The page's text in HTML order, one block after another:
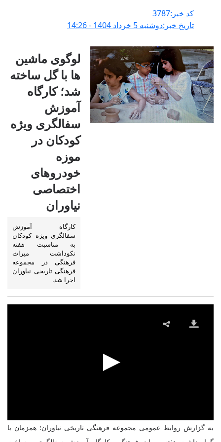
کد خبر:3787
تاریخ خبر:دوشنبه 5 خرداد 1404 - 14:26
لوگوی ماشین
ها با گل ساخته
شد؛ کارگاه
آموزش
سفالگری ویژه
کودکان در
موزه
خودروهای
اختصاصی
نیاوران
کارگاه آموزش
سفالگری ویژه کودکان
به مناسبت هفته
نکوداشت میراث
فرهنگی در مجموعه
فرهنگی تاریخی نیاوران
اجرا شد.
به گزارش روابط عمومی مجموعه فرهنگی تاریخی نیاوران؛ همزمان با